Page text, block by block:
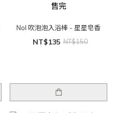
售完
Nol 吹泡泡入浴棒 - 星星皂香
NT$135 NT$150